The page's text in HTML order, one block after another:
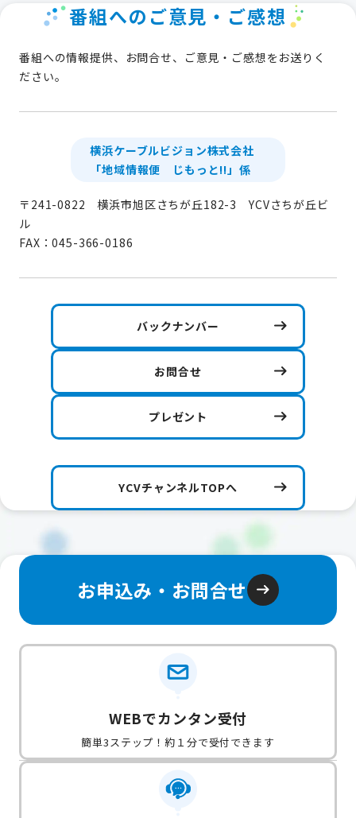
番組へのご意見・ご感想
番組への情報提供、お問合せ、ご意見・ご感想をお送りく
ださい。
横浜ケーブルビジョン株式会社
「地域情報便 じもっと!!」係
〒241-0822 横浜市旭区さちが丘182-3 YCVさちが丘ビ
ル
FAX：045-366-0186
バックナンバー
お問合せ
プレゼント
YCVチャンネルTOPへ
お申込み・お問合せ
WEBでカンタン受付
簡単3ステップ！約１分で受付できます